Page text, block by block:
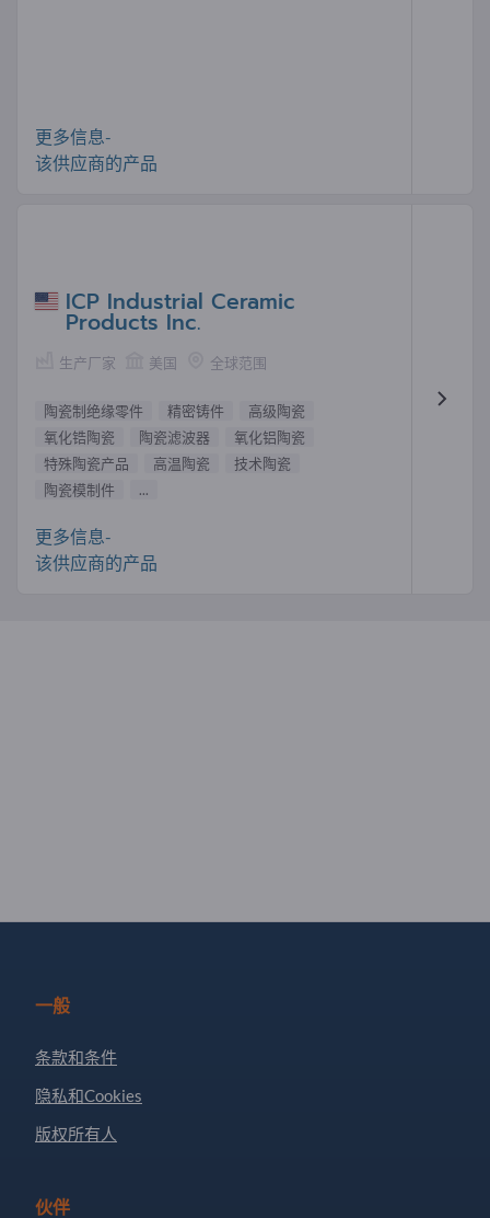
更多信息-
该供应商的产品
ICP Industrial Ceramic
Products Inc.
生产厂家 美国 全球范围
陶瓷制绝缘零件 精密铸件
高级陶瓷
氧化锆陶瓷
陶瓷滤波器
氧化铝陶瓷
特殊陶瓷产品
高温陶瓷
技术陶瓷
陶瓷模制件
...
更多信息-
该供应商的产品
一般
条款和条件
隐私和Cookies
版权所有人
伙伴